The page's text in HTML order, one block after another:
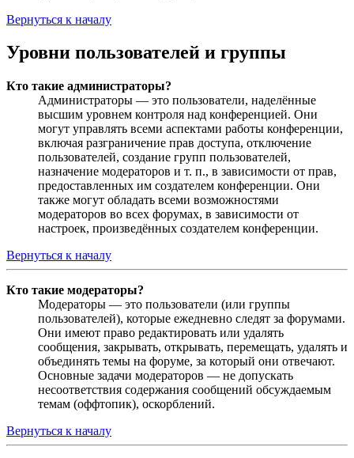
Вернуться к началу
Уровни пользователей и группы
Кто такие администраторы?
Администраторы — это пользователи, наделённые
высшим уровнем контроля над конференцией. Они
могут управлять всеми аспектами работы конференции,
включая разграничение прав доступа, отключение
пользователей, создание групп пользователей,
назначение модераторов и т. п., в зависимости от прав,
предоставленных им создателем конференции. Они
также могут обладать всеми возможностями
модераторов во всех форумах, в зависимости от
настроек, произведённых создателем конференции.
Вернуться к началу
Кто такие модераторы?
Модераторы — это пользователи (или группы
пользователей), которые ежедневно следят за форумами.
Они имеют право редактировать или удалять
сообщения, закрывать, открывать, перемещать, удалять и
объединять темы на форуме, за который они отвечают.
Основные задачи модераторов — не допускать
несоответствия содержания сообщений обсуждаемым
темам (оффтопик), оскорблений.
Вернуться к началу